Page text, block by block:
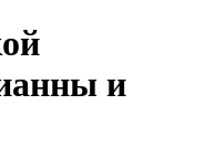
и